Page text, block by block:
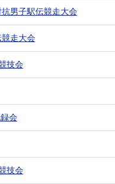
男子駅伝競走大会
走大会
技会
会
技会